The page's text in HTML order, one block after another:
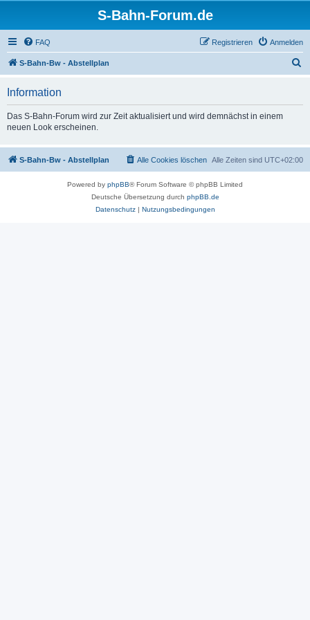
S-Bahn-Forum.de
FAQ Anmelden
Registrieren
S-Bahn-Bw - Abstellplan
Information
Das S-Bahn-Forum wird zur Zeit aktualisiert und wird demnächst in einem
neuen Look erscheinen.
S-Bahn-Bw - Abstellplan Alle Zeiten sind UTC+02:00
Alle Cookies löschen
Powered by phpBB® Forum Software © phpBB Limited
Deutsche Übersetzung durch phpBB.de
Datenschutz| Nutzungsbedingungen